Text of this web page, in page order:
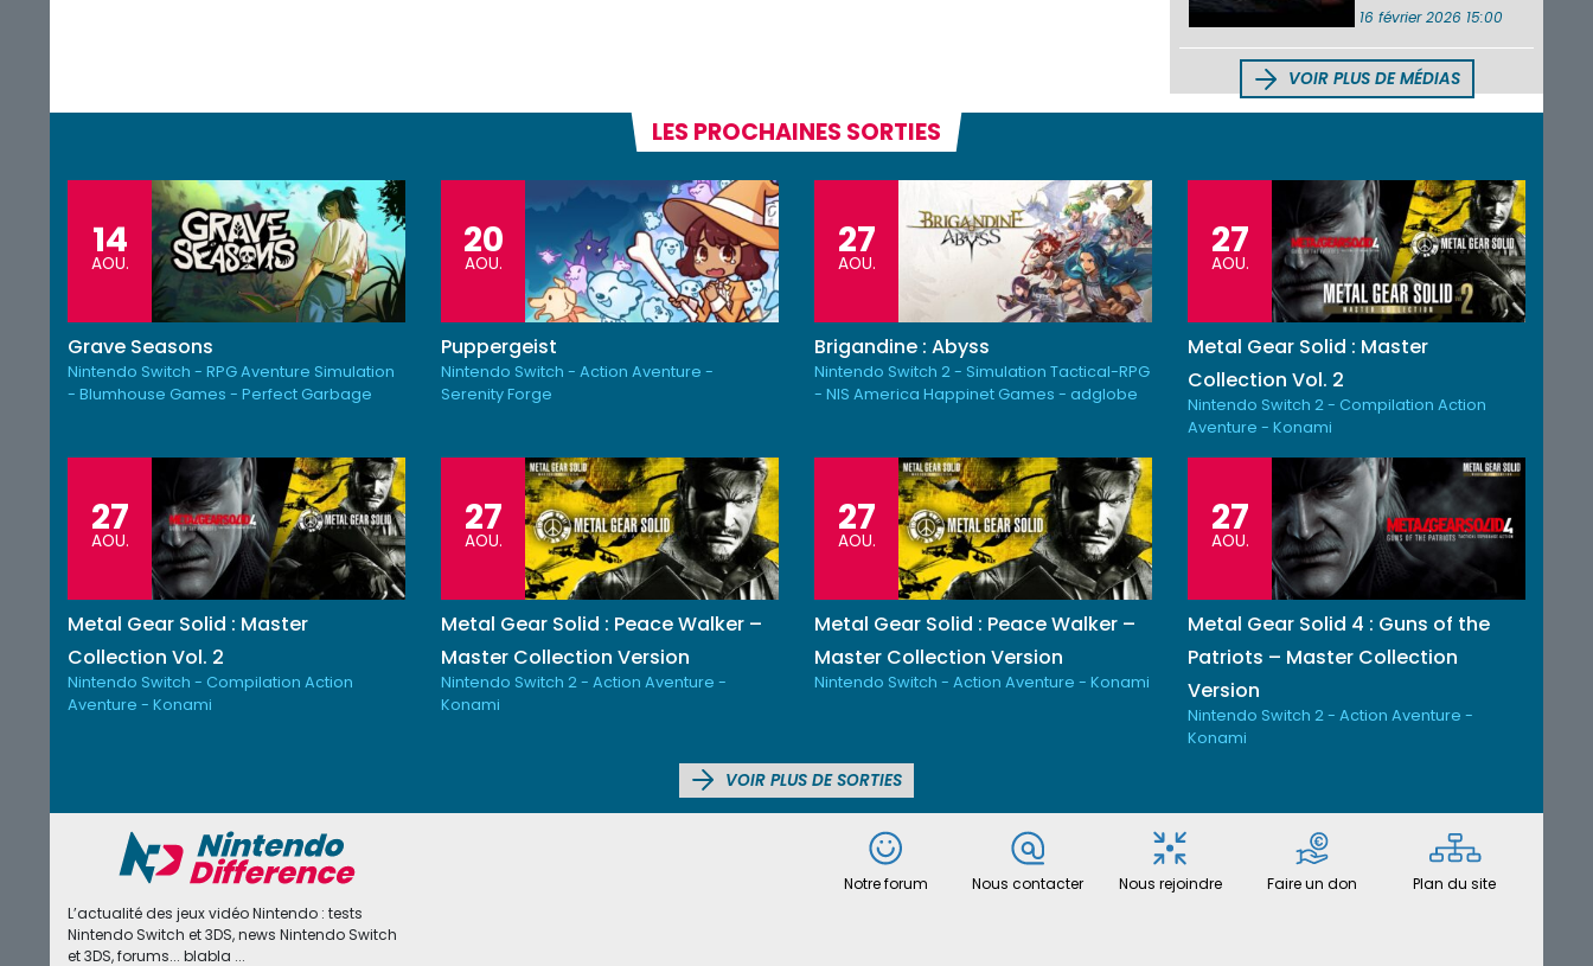
16 février 2026 15:00
VOIR PLUS DE MÉDIAS
LES PROCHAINES SORTIES
14
AOU.
Grave Seasons
Nintendo Switch - RPG Aventure Simulation
- Blumhouse Games - Perfect Garbage
20
AOU.
Puppergeist
Nintendo Switch - Action Aventure -
Serenity Forge
27
AOU.
Brigandine : Abyss
Nintendo Switch 2 - Simulation Tactical-RPG
- NIS America Happinet Games - adglobe
27
AOU.
Metal Gear Solid : Master
Collection Vol. 2
Nintendo Switch 2 - Compilation Action
Aventure - Konami
27
AOU.
Metal Gear Solid : Master
Collection Vol. 2
Nintendo Switch - Compilation Action
Aventure - Konami
27
AOU.
Metal Gear Solid : Peace Walker –
Master Collection Version
Nintendo Switch 2 - Action Aventure -
Konami
27
AOU.
Metal Gear Solid : Peace Walker –
Master Collection Version
Nintendo Switch - Action Aventure - Konami
27
AOU.
Metal Gear Solid 4 : Guns of the
Patriots – Master Collection
Version
Nintendo Switch 2 - Action Aventure -
Konami
VOIR PLUS DE SORTIES
L’actualité des jeux vidéo Nintendo : tests
Nintendo Switch et 3DS, news Nintendo Switch
et 3DS, forums... blabla ...
Notre forum Nous contacter Nous rejoindre Faire un don Plan du site